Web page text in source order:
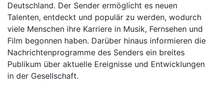
Deutschland. Der Sender ermöglicht es neuen
Talenten, entdeckt und populär zu werden, wodurch
viele Menschen ihre Karriere in Musik, Fernsehen und
Film begonnen haben. Darüber hinaus informieren die
Nachrichtenprogramme des Senders ein breites
Publikum über aktuelle Ereignisse und Entwicklungen
in der Gesellschaft.